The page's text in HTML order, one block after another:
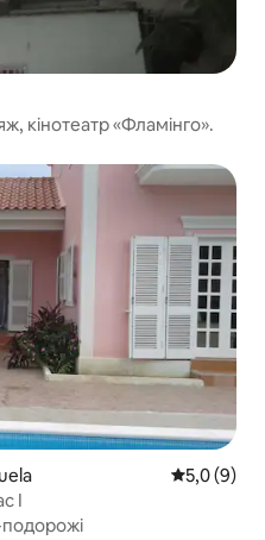
кінотеатр «Фламінго».
Середня
5,0 (9)
I